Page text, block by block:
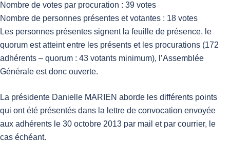
Nombre de votes par procuration : 39 votes
Nombre de personnes présentes et votantes : 18 votes
Les personnes présentes signent la feuille de présence, le
quorum est atteint entre les présents et les procurations (172
adhérents – quorum : 43 votants minimum), l’Assemblée
Générale est donc ouverte.
La présidente Danielle MARIEN aborde les différents points
qui ont été présentés dans la lettre de convocation envoyée
aux adhérents le 30 octobre 2013 par mail et par courrier, le
cas échéant.